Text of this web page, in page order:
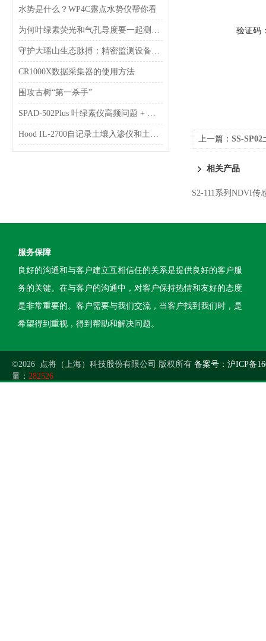
水势是什么？WP4C露点水势仪帮你看
为何叶绿素荧光和气孔导度要一起测量？
守护大瑶山生态脉搏：精密监测设备的维护之旅
CR1000X数据采集器的使用方法
围攻古树“第一杀手”
SPAD‑502Plus 叶绿素仪高频问题 + 标准使用操作，一次测准不返工
Hood IL-2700自记录土壤入渗仪和土壤呼吸系统应用案例
验证码
上一篇： SS-
相关产品
S2-111系列NDVI传
服务保障
良好的沟通和与客户建立互相信任的关系是提供良好的客户服
务的关键。在与客户的沟通中，对客户保持热情和友好的态度
是非常重要的。客户需要与我们交流，当客户找到我们时，是
希望得到重视，得到帮助和解决问题。
©2026 点将（上海）科技股份有限公司 版权所有 备案号：沪ICP备
量： 282526